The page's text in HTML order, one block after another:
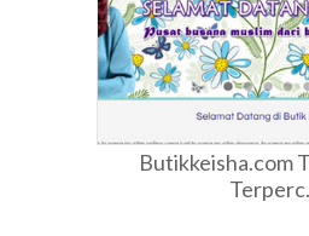
Butikkeisha.com